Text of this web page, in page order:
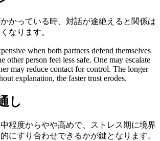
かっている時、対話が途絶えると関係は
なります。
when both partners defend themselves
other person feel less safe. One may escalate
may reduce contact for control. The longer
explanation, the faster trust erodes.
し
程度からやや高めで、ストレス期に境界
にすり合わせできるかが鍵となります。